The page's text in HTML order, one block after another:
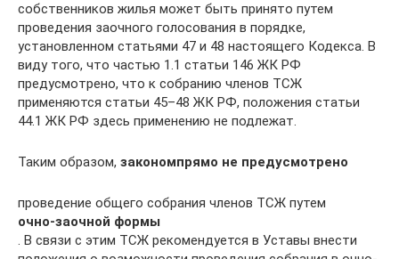
собственников жилья может быть принято путем
проведения заочного голосования в порядке,
установленном статьями 47 и 48 настоящего Кодекса. В
виду того, что частью 1.1 статьи 146 ЖК РФ
предусмотрено, что к собранию членов ТСЖ
применяются статьи 45–48 ЖК РФ, положения статьи
44.1 ЖК РФ здесь применению не подлежат.
Таким образом, закономпрямо не предусмотрено
проведение общего собрания членов ТСЖ путем
очно-заочной формы
. В связи с этим ТСЖ рекомендуется в Уставы внести